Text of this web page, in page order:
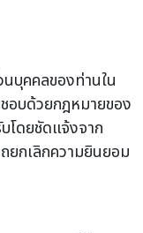
นบุคคลของท่านใน
อบด้วยกฎหมายของ
โดยชัดแจ้งจาก
ยกเลิกความยินยอม